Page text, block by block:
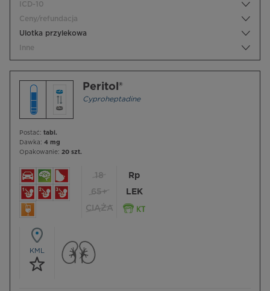
ICD-10
Ceny/refundacja
Ulotka przylekowa
Inne
Peritol®
Cyproheptadine
Postać: tabl.
Dawka: 4 mg
Opakowanie: 20 szt.
18
65+
CIĄŻA
Rp
LEK
KML